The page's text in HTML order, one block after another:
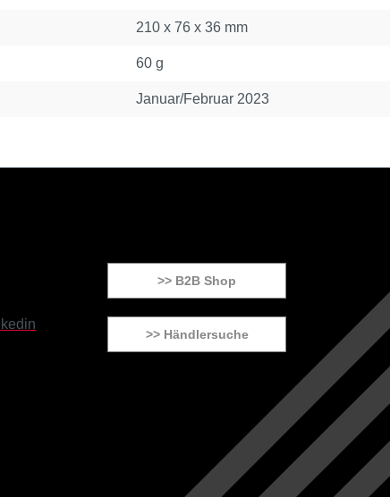
210 x 76 x 36 mm
60 g
Januar/Februar 2023
>> B2B Shop
>> Händlersuche